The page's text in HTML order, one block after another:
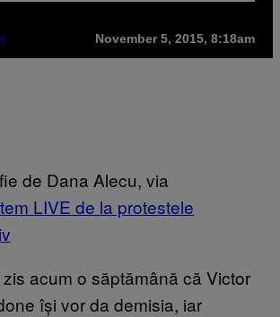
November 5, 2015, 8:18am
de Dana Alecu, via
LIVE de la protestele
acum o săptămână că Victor
își vor da demisia, iar